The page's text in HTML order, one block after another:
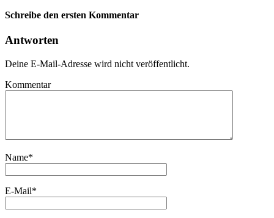
Schreibe den ersten Kommentar
Antworten
Deine E-Mail-Adresse wird nicht veröffentlicht.
Kommentar
Name*
E-Mail*